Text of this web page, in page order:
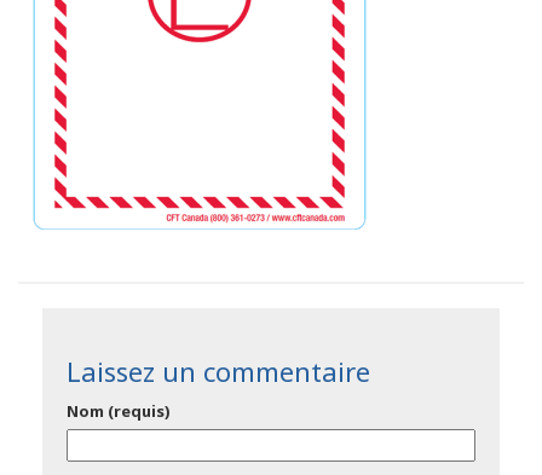
Laissez un commentaire
Nom (requis)